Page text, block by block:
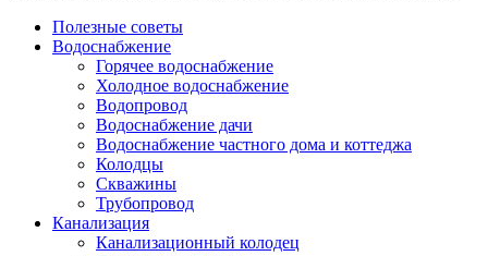
Полезные советы
Водоснабжение
Горячее водоснабжение
Холодное водоснабжение
Водопровод
Водоснабжение дачи
Водоснабжение частного дома и коттеджа
Колодцы
Скважины
Трубопровод
Канализация
Канализационный колодец